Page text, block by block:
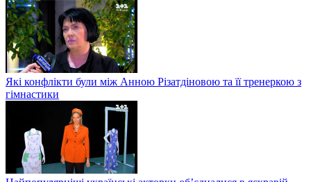
Які конфлікти були між Анною Різатдіновою та її тренеркою з
гімнастики